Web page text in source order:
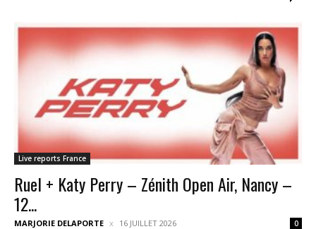
Live reports France
Ruel + Katy Perry – Zénith Open Air, Nancy –
12...
MARJORIE DELAPORTE 16 JUILLET 2026 0